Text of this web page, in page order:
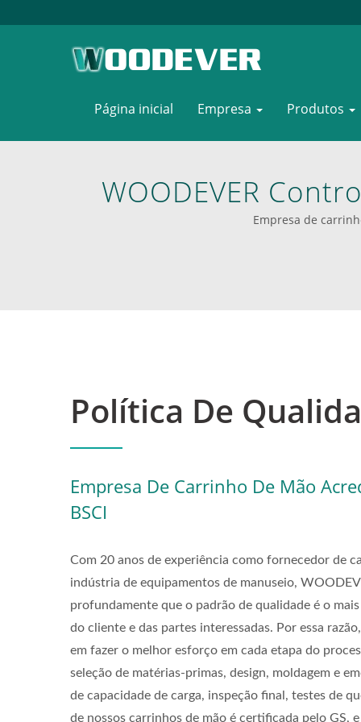
Página inicial Empresa Produtos
WOODEVER
Produção E
Empresa de
Política De
Empresa De Carrinho De Mão
BSCI
Com 20 anos de experiência como fornecedor de
indústria de equipamentos de manuseio,
profundamente que o padrão de qualidade é o
do cliente e das partes interessadas. Por essa
em fazer o melhor esforço em cada etapa do
seleção de matérias-primas, design, moldagem e
de capacidade de carga, inspeção final, testes de
de nossos carrinhos de mão é certificada pelo GS,